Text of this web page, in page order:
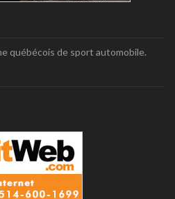
québécois de sport automobile.